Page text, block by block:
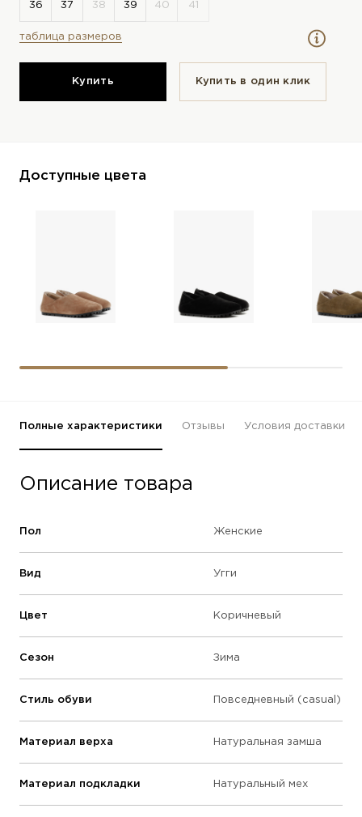
таблица размеров
Купить Купить в один клик
Доступные цвета
Полные характеристики Отзывы Условия доставки
Описание товара
Пол Женские
Вид Угги
Цвет Коричневый
Сезон Зима
Стиль обуви Повседневный (casual)
Материал верха Натуральная замша
Материал подкладки Натуральный мех